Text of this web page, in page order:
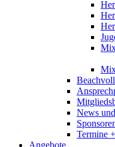
News
Termine
Angebote